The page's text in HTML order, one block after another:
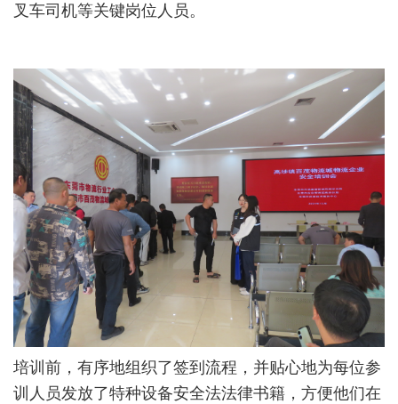
叉车司机等关键岗位人员。
培训前，有序地组织了签到流程，并贴心地为每位参
训人员发放了特种设备安全法法律书籍，方便他们在